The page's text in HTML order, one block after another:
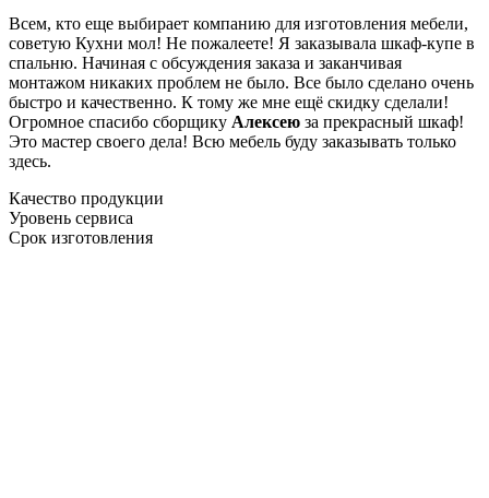
Всем, кто еще выбирает компанию для изготовления мебели,
советую Кухни мол! Не пожалеете! Я заказывала шкаф-купе в
спальню. Начиная с обсуждения заказа и заканчивая
монтажом никаких проблем не было. Все было сделано очень
быстро и качественно. К тому же мне ещё скидку сделали!
Огромное спасибо сборщику Алексею за прекрасный шкаф!
Это мастер своего дела! Всю мебель буду заказывать только
здесь.
Качество продукции
Уровень сервиса
Срок изготовления